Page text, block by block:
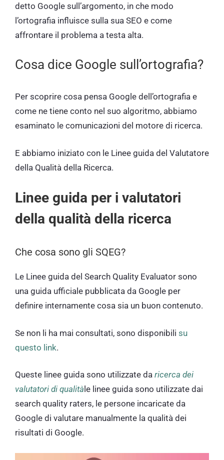
detto Google sull’argomento, in che modo
l’ortografia influisce sulla sua SEO e come
affrontare il problema a testa alta.
Cosa dice Google sull’ortografia?
Per scoprire cosa pensa Google dell’ortografia e
come ne tiene conto nel suo algoritmo, abbiamo
esaminato le comunicazioni del motore di ricerca.
E abbiamo iniziato con le Linee guida del Valutatore
della Qualità della Ricerca.
Linee guida per i valutatori
della qualità della ricerca
Che cosa sono gli SQEG?
Le Linee guida del Search Quality Evaluator sono
una guida ufficiale pubblicata da Google per
definire internamente cosa sia un buon contenuto.
Se non li ha mai consultati, sono disponibili su
questo link.
Queste linee guida sono utilizzate da ricerca dei
valutatori di qualità le linee guida sono utilizzate dai
search quality raters, le persone incaricate da
Google di valutare manualmente la qualità dei
risultati di Google.